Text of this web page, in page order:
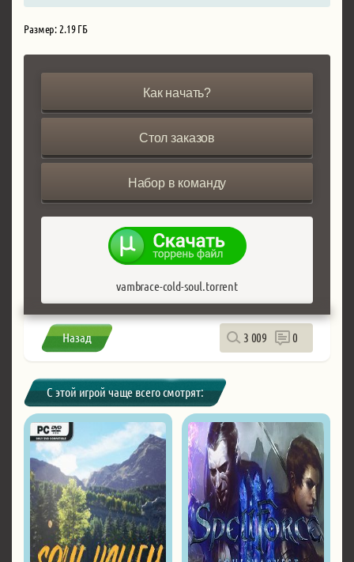
Размер: 2.19 ГБ
Как начать?
Стол заказов
Набор в команду
vambrace-cold-soul.torrent
Назад 3 009 0
С этой игрой чаще всего смотрят: